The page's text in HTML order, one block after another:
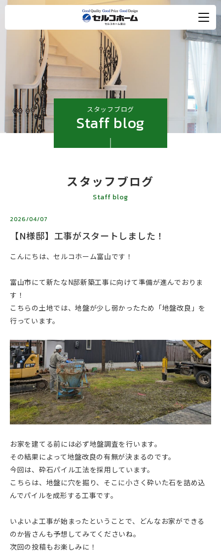
スタッフブログ
Staff blog
スタッフブログ
Staff blog
2026/04/07
【N様邸】工事がスタートしました！
こんにちは、セルコホーム富山です！
富山市にて新たなN邸新築工事に向けて準備が進んでおりま
す！
こちらの土地では、地盤が少し弱かったため「地盤改良」を
行っています。
お家を建てる前には必ず地盤調査を行います。
その結果によって地盤改良の有無が決まるのです。
今回は、砕石パイル工法を採用しています。
こちらは、地盤に穴を掘り、そこに小さく砕いた石を詰め込
んでパイルを成形する工事です。
いよいよ工事が始まったということで、どんなお家ができる
のか皆さんも予想してみてくださいね。
次回の投稿もお楽しみに！